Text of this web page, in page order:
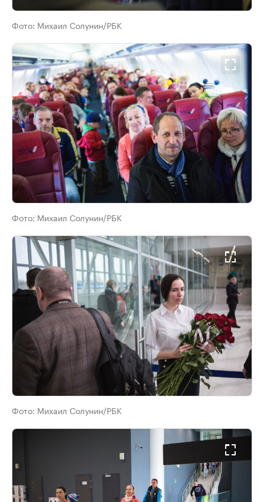
Фото: Михаил Солунин/РБК
Фото: Михаил Солунин/РБК
Фото: Михаил Солунин/РБК